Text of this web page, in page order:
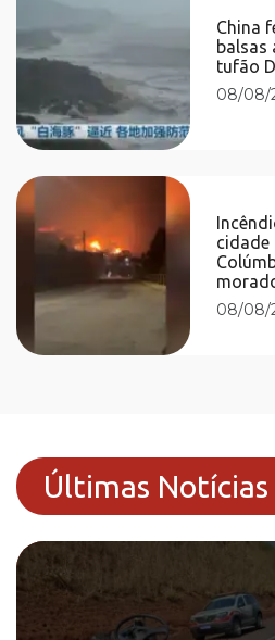
China
balsas
tufão
08/08/
cidade
08/08/
Últimas Notícias